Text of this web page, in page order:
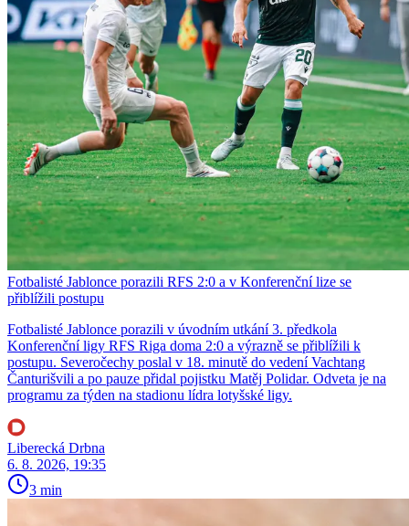
Fotbalisté Jablonce porazili RFS 2:0 a v Konferenční lize se
přiblížili postupu
Fotbalisté Jablonce porazili v úvodním utkání 3. předkola
Konferenční ligy RFS Riga doma 2:0 a výrazně se přiblížili k
postupu. Severočechy poslal v 18. minutě do vedení Vachtang
Čanturišvili a po pauze přidal pojistku Matěj Polidar. Odveta je na
programu za týden na stadionu lídra lotyšské ligy.
Liberecká Drbna
6. 8. 2026, 19:35
3 min